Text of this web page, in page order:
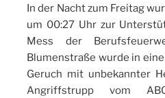
In der Nacht zum Freitag
um 00:27 Uhr zur
Mess der
Blumenstraße wurde in
Geruch mit unbekannter
Angriffstrupp vom ABC-